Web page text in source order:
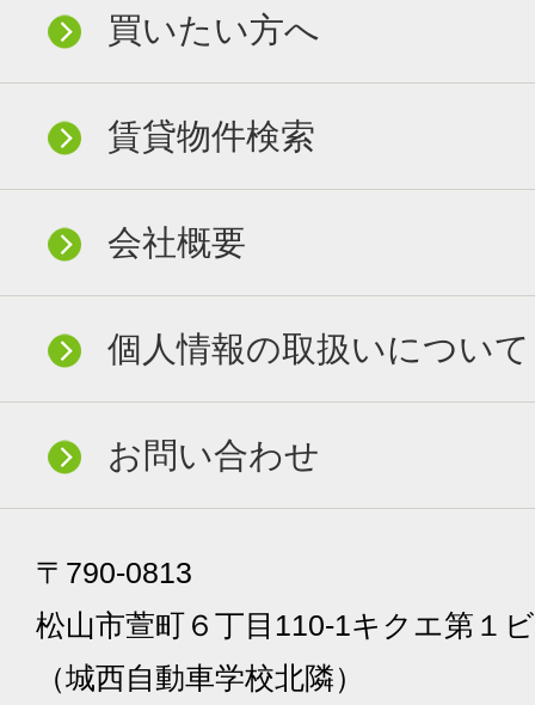
買いたい方へ
賃貸物件検索
会社概要
個人情報の取扱いについて
お問い合わせ
〒790-0813
松山市萱町６丁目110-1キクエ第１
（城西自動車学校北隣）